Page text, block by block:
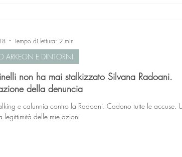
non ha mai stalkizzato Silvana Radoani.
della denuncia
e calunnia contro la Radoani. Cadono tutte le accuse.
legittimità delle mie azioni
ARKEON E DINTORNI
Tempo di lettura: 2 min